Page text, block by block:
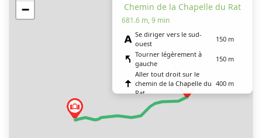
−
Chemin de la Chapelle du Rat
681.6 m, 9 min
Se diriger vers le sud-
ouest
150 m
Tourner légèrement à
gauche
150 m
Aller tout droit sur le
chemin de la Chapelle du
Rat
400 m
Vous êtes arrivé à votre
destination, sur la droite